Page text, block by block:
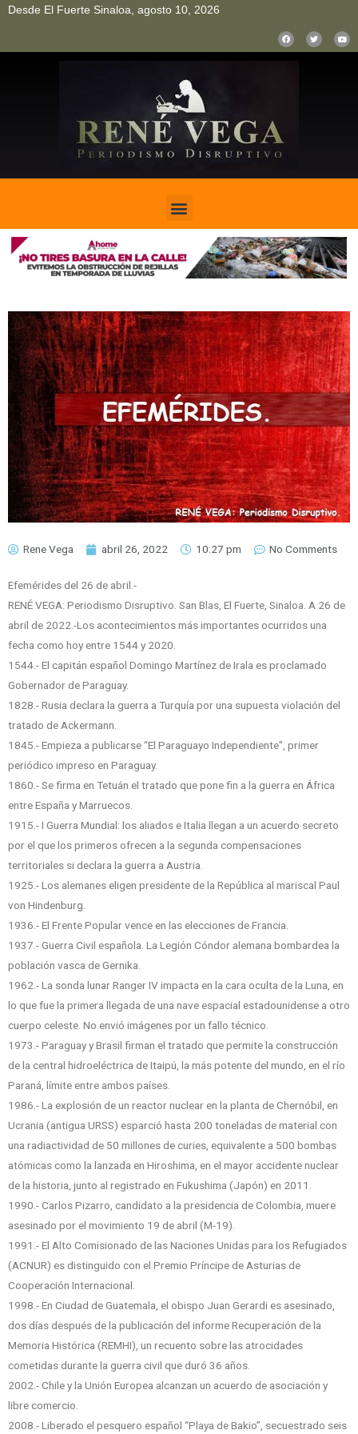
Desde El Fuerte Sinaloa, agosto 10, 2026
Rene Vega abril 26, 2022 10:27 pm No Comments
Efemérides del 26 de abril.-
RENÉ VEGA: Periodismo Disruptivo. San Blas, El Fuerte, Sinaloa. A 26 de
abril de 2022.-Los acontecimientos más importantes ocurridos una
fecha como hoy entre 1544 y 2020.
1544.- El capitán español Domingo Martínez de Irala es proclamado
Gobernador de Paraguay.
1828.- Rusia declara la guerra a Turquía por una supuesta violación del
tratado de Ackermann.
1845.- Empieza a publicarse “El Paraguayo Independiente”, primer
periódico impreso en Paraguay.
1860.- Se firma en Tetuán el tratado que pone fin a la guerra en África
entre España y Marruecos.
1915.- I Guerra Mundial: los aliados e Italia llegan a un acuerdo secreto
por el que los primeros ofrecen a la segunda compensaciones
territoriales si declara la guerra a Austria.
1925.- Los alemanes eligen presidente de la República al mariscal Paul
von Hindenburg.
1936.- El Frente Popular vence en las elecciones de Francia.
1937.- Guerra Civil española. La Legión Cóndor alemana bombardea la
población vasca de Gernika.
1962.- La sonda lunar Ranger IV impacta en la cara oculta de la Luna, en
lo que fue la primera llegada de una nave espacial estadounidense a otro
cuerpo celeste. No envió imágenes por un fallo técnico.
1973.- Paraguay y Brasil firman el tratado que permite la construcción
de la central hidroeléctrica de Itaipú, la más potente del mundo, en el río
Paraná, límite entre ambos países.
1986.- La explosión de un reactor nuclear en la planta de Chernóbil, en
Ucrania (antigua URSS) esparció hasta 200 toneladas de material con
una radiactividad de 50 millones de curies, equivalente a 500 bombas
atómicas como la lanzada en Hiroshima, en el mayor accidente nuclear
de la historia, junto al registrado en Fukushima (Japón) en 2011.
1990.- Carlos Pizarro, candidato a la presidencia de Colombia, muere
asesinado por el movimiento 19 de abril (M-19).
1991.- El Alto Comisionado de las Naciones Unidas para los Refugiados
(ACNUR) es distinguido con el Premio Príncipe de Asturias de
Cooperación Internacional.
1998.- En Ciudad de Guatemala, el obispo Juan Gerardi es asesinado,
dos días después de la publicación del informe Recuperación de la
Memoria Histórica (REMHI), un recuento sobre las atrocidades
cometidas durante la guerra civil que duró 36 años.
2002.- Chile y la Unión Europea alcanzan un acuerdo de asociación y
libre comercio.
2008.- Liberado el pesquero español “Playa de Bakio”, secuestrado seis